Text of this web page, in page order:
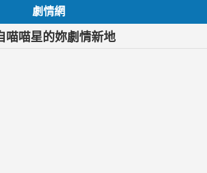
劇情網
喵喵星的妳劇情新地